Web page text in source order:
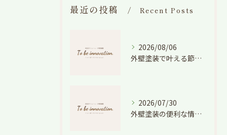
最近の投稿 Recent Posts
2026/08/06
外壁塗装で叶える節電効果と愛知県の相場や色選びのポイントを徹底解説
2026/07/30
外壁塗装の便利な情報と失敗しない色や費用判断のコツを徹底解説